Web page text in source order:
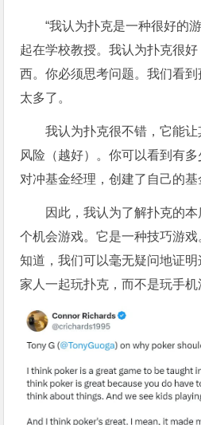
“我认为扑克是一种很好的
起在学校教授。我认为扑克很
西。你必须思考问题。我们看
太多了。
我认为扑克很不错，它能
风险（越好）。你可以看到有
对冲基金经理，创建了自己的基
因此，我认为了解扑克的
个机会游戏。它是一种技巧游
知道，我们可以毫无疑问地证
家人一起玩扑克，而不是玩手机